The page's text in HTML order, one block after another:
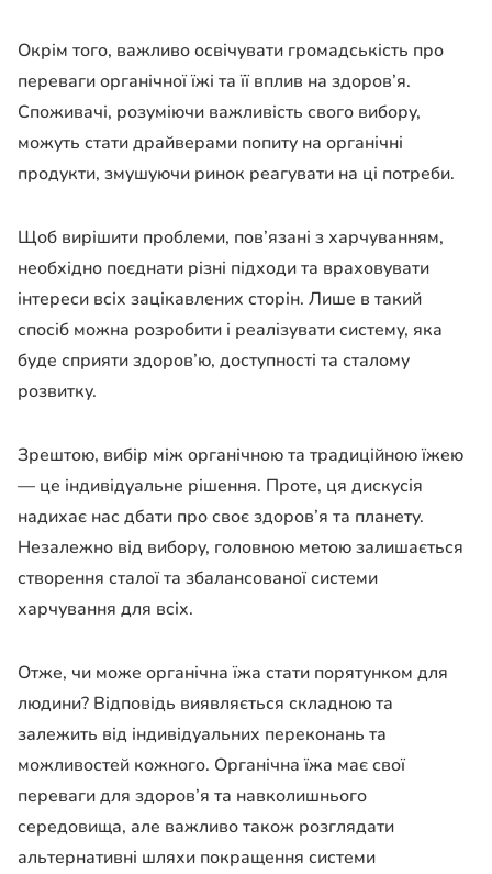
Окрім того, важливо освічувати громадськість про
переваги органічної їжі та її вплив на здоров’я.
Споживачі, розуміючи важливість свого вибору,
можуть стати драйверами попиту на органічні
продукти, змушуючи ринок реагувати на ці потреби.
Щоб вирішити проблеми, пов’язані з харчуванням,
необхідно поєднати різні підходи та враховувати
інтереси всіх зацікавлених сторін. Лише в такий
спосіб можна розробити і реалізувати систему, яка
буде сприяти здоров’ю, доступності та сталому
розвитку.
Зрештою, вибір між органічною та традиційною їжею
— це індивідуальне рішення. Проте, ця дискусія
надихає нас дбати про своє здоров’я та планету.
Незалежно від вибору, головною метою залишається
створення сталої та збалансованої системи
харчування для всіх.
Отже, чи може органічна їжа стати порятунком для
людини? Відповідь виявляється складною та
залежить від індивідуальних переконань та
можливостей кожного. Органічна їжа має свої
переваги для здоров’я та навколишнього
середовища, але важливо також розглядати
альтернативні шляхи покращення системи